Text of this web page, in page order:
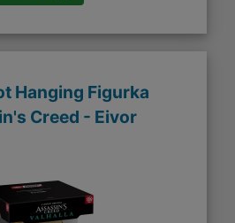
Hanging Figurka
Creed - Eivor